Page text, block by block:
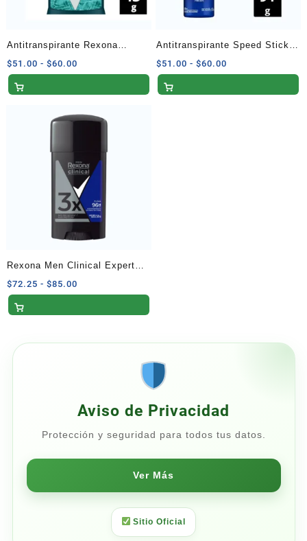
Antitranspirante Rexona
Marine en Barra para Caballero
– 45 G
$51.00 - $60.00
de
$51.00
Antitranspirante Speed Stick
Waterproof Fresh en Aerosol
91 G
$51.00 - $60.00
de
Rexona Men Clinical Expert
Clean en Barra 58 G
$72.25 - $85.00
de
$72.25
Aviso de Privacidad
Protección y seguridad para todos tus datos.
Ver Más
Sitio Oficial